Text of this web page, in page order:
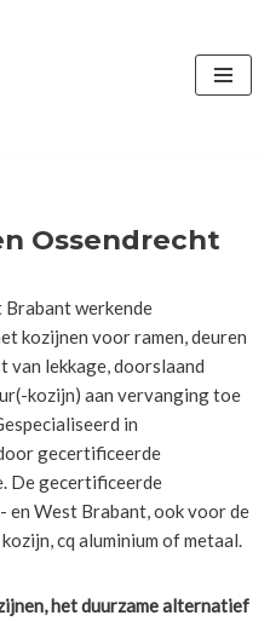
Ossendrecht
werkende
kozijnen voor ramen, deuren
van lekkage, doorslaand
kozijn) aan vervanging toe
in
gecertificeerde
De gecertificeerde
en West Brabant, ook voor de
cq aluminium of metaal.
het duurzame alternatief